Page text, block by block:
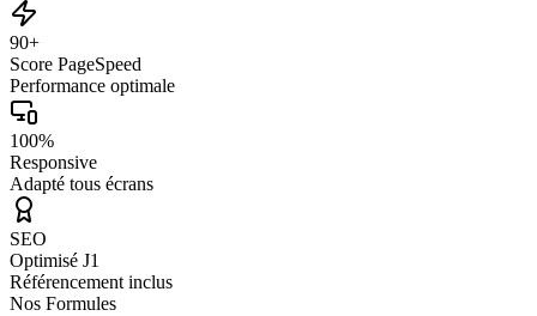
90+
Score PageSpeed
Performance optimale
100%
Responsive
Adapté tous écrans
SEO
Optimisé J1
Référencement inclus
Nos Formules